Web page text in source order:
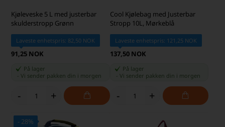
Kjøleveske 5 L med justerbar
skulderstropp Grønn
Laveste enhetspris: 82,50 NOK
91,25 NOK
På lager
-Vi sender pakken din i morgen
- +
Cool Kjølebag med Justerbar
Stropp 10L, Mørkeblå
Laveste enhetspris: 121,25 NOK
137,50 NOK
På lager
Vi sender pakken din i morgen
- +
- 28% SKARP PRIS · SKARP PRIS